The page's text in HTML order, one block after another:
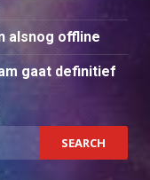
alsnog offline
gaat definitief